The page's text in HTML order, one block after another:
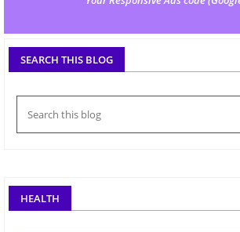
SEARCH THIS BLOG
HEALTH